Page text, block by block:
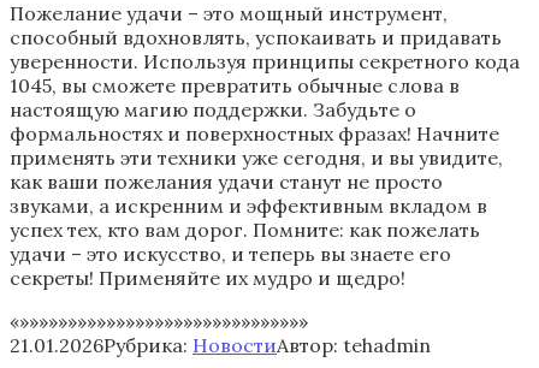
Пожелание удачи – это мощный инструмент,
способный вдохновлять, успокаивать и придавать
уверенности. Используя принципы секретного кода
1045, вы сможете превратить обычные слова в
настоящую магию поддержки. Забудьте о
формальностях и поверхностных фразах! Начните
применять эти техники уже сегодня, и вы увидите,
как ваши пожелания удачи станут не просто
звуками, а искренним и эффективным вкладом в
успех тех, кто вам дорог. Помните: как пожелать
удачи – это искусство, и теперь вы знаете его
секреты! Применяйте их мудро и щедро!
«»»»»»»»»»»»»»»»»»»»»»»»»»»»»»»
21.01.2026Рубрика: НовостиАвтор: tehadmin